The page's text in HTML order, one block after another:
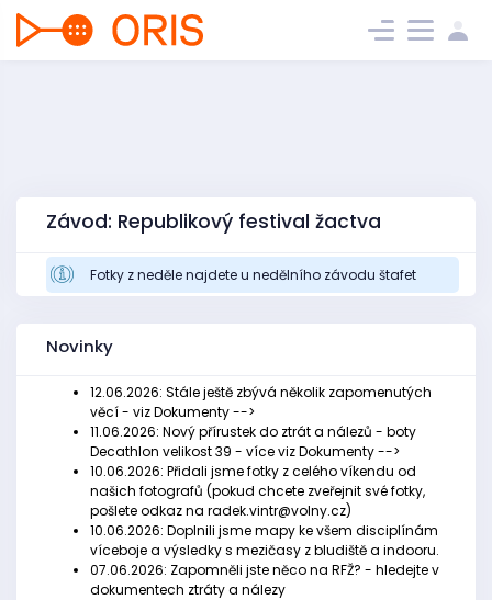
Závod: Republikový festival žactva
Fotky z neděle najdete u nedělního závodu štafet
Novinky
12.06.2026: Stále ještě zbývá několik zapomenutých
věcí - viz Dokumenty -->
11.06.2026: Nový přírustek do ztrát a nálezů - boty
Decathlon velikost 39 - více viz Dokumenty -->
10.06.2026: Přidali jsme fotky z celého víkendu od
našich fotografů (pokud chcete zveřejnit své fotky,
pošlete odkaz na radek.vintr@volny.cz)
10.06.2026: Doplnili jsme mapy ke všem disciplínám
víceboje a výsledky s mezičasy z bludiště a indooru.
07.06.2026: Zapomněli jste něco na RFŽ? - hledejte v
dokumentech ztráty a nálezy